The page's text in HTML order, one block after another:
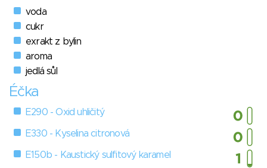
voda
cukr
exrakt z bylin
aroma
jedlá sůl
Éčka
E290 - Oxid uhličitý
E330 - Kyselina citronová
E150b - Kaustický sulfitový karamel